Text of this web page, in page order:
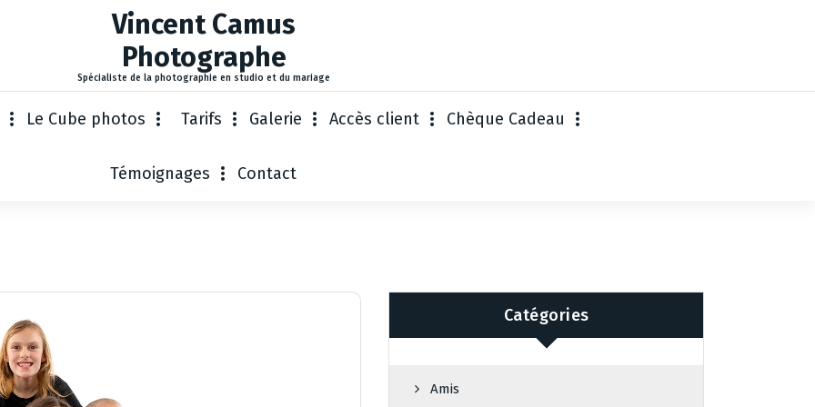
Vincent Camus
Photographe
Spécialiste de la photographie en studio et du mariage
Le Cube photos Tarifs Galerie Accès client Chèque Cadeau
Témoignages Contact
Catégories
Amis